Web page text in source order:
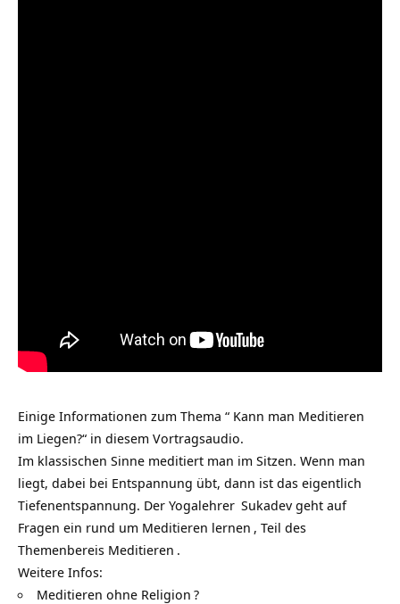
Einige Informationen zum Thema “ Kann man Meditieren
im Liegen?“ in diesem Vortragsaudio.
Im klassischen Sinne meditiert man im Sitzen. Wenn man
liegt, dabei bei Entspannung übt, dann ist das eigentlich
Tiefenentspannung. Der Yogalehrer Sukadev geht auf
Fragen ein rund um Meditieren lernen , Teil des
Themenbereis Meditieren .
Weitere Infos:
Meditieren ohne Religion ?